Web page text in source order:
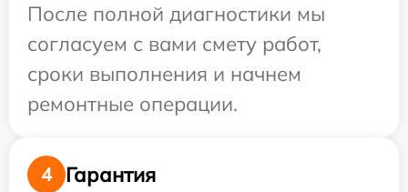
После полной диагностики мы
согласуем с вами смету работ,
сроки выполнения и начнем
ремонтные операции.
4
Гарантия